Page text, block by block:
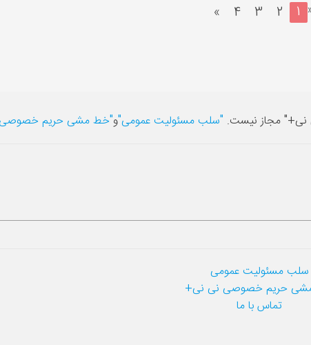
1
2
3
4
»
نی+" مجاز نیست. "سلب مسئولیت عمومی"و"خط مشی حریم
سلب مسئولیت عمومی
حریم خصوصی نی نی+
تماس با ما